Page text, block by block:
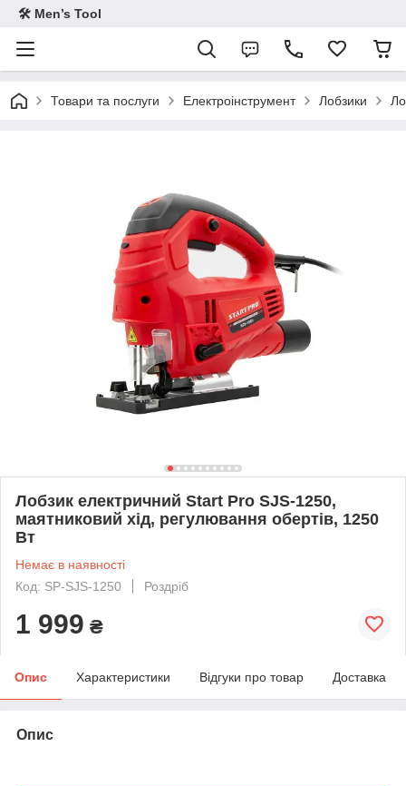
🛠 Men’s Tool
Товари та послуги Електроінструмент Лобзики
Лобзик електричний Start Pro SJS-1250,
маятниковий хід, регулювання обертів, 1250
Вт
Немає в наявності
Код: SP-SJS-1250
Роздріб
1 999 ₴
Опис Характеристики Відгуки про товар Доставка
Опис